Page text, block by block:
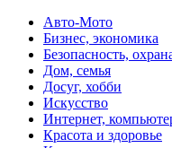
Авто-Мото
Бизнес, экономика
Безопасность,
Дом, семья
Досуг, хобби
Искусство
Интернет,
Красота и здоровье